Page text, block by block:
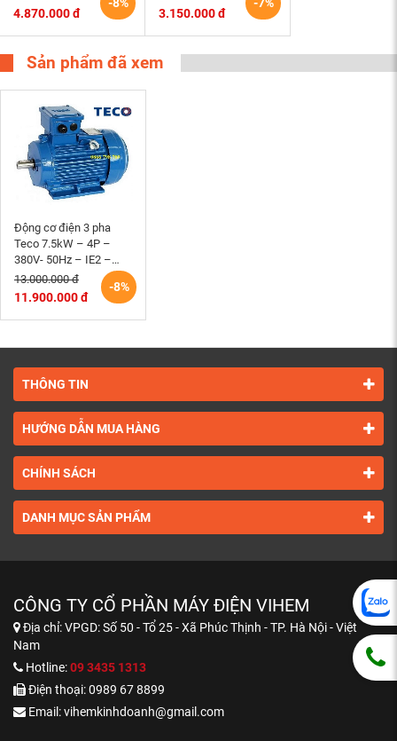
-8%
4.870.000 đ
-7%
3.150.000 đ
Sản phẩm đã xem
Động cơ điện 3 pha
Teco 7.5kW – 4P –
380V- 50Hz – IE2 –
132M- B3 Đài Loan
-8%
13.000.000 đ
11.900.000 đ
THÔNG TIN
HƯỚNG DẪN MUA HÀNG
CHÍNH SÁCH
DANH MỤC SẢN PHẨM
CÔNG TY CỔ PHẦN MÁY ĐIỆN VIHEM
Địa chỉ:VPGD: Số 50 - Tổ 25 - Xã Phúc Thịnh - TP. Hà Nội - Việt
Nam
Hotline:09 3435 1313
Điện thoại:0989 67 8899
Email:vihemkinhdoanh@gmail.com